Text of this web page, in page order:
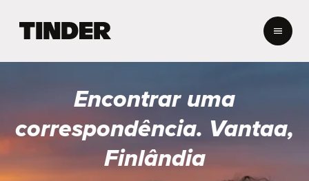
a
n
c
Encontrar uma
correspondência. Vantaa,
Finlândia